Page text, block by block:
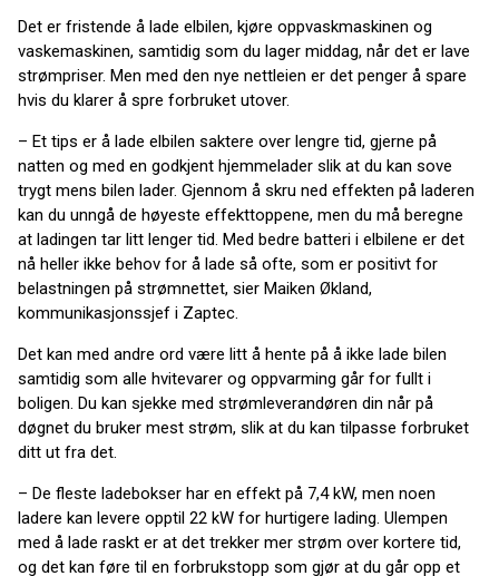
Det er fristende å lade elbilen, kjøre oppvaskmaskinen og
vaskemaskinen, samtidig som du lager middag, når det er lave
strømpriser. Men med den nye nettleien er det penger å spare
hvis du klarer å spre forbruket utover.
– Et tips er å lade elbilen saktere over lengre tid, gjerne på
natten og med en godkjent hjemmelader slik at du kan sove
trygt mens bilen lader. Gjennom å skru ned effekten på laderen
kan du unngå de høyeste effekttoppene, men du må beregne
at ladingen tar litt lenger tid. Med bedre batteri i elbilene er det
nå heller ikke behov for å lade så ofte, som er positivt for
belastningen på strømnettet, sier Maiken Økland,
kommunikasjonssjef i Zaptec.
Det kan med andre ord være litt å hente på å ikke lade bilen
samtidig som alle hvitevarer og oppvarming går for fullt i
boligen. Du kan sjekke med strømleverandøren din når på
døgnet du bruker mest strøm, slik at du kan tilpasse forbruket
ditt ut fra det.
– De fleste ladebokser har en effekt på 7,4 kW, men noen
ladere kan levere opptil 22 kW for hurtigere lading. Ulempen
med å lade raskt er at det trekker mer strøm over kortere tid,
og det kan føre til en forbrukstopp som gjør at du går opp et